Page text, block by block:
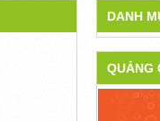
DANH
QUẢNG